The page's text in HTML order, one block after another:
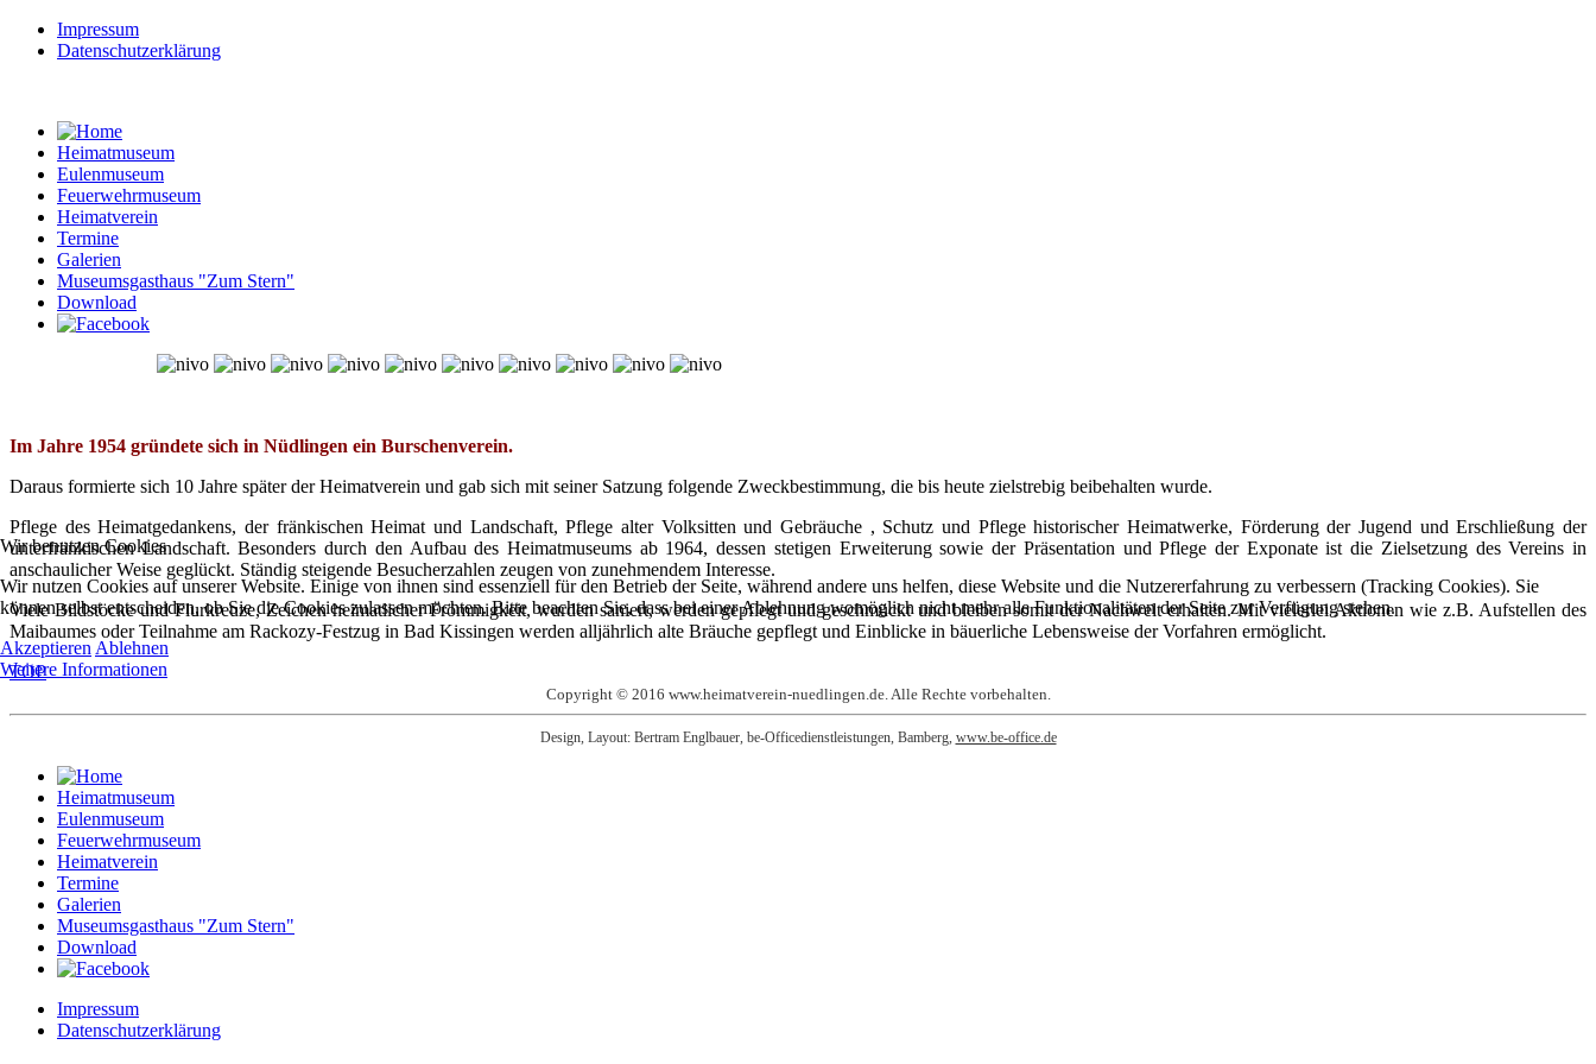
Impressum
Datenschutzerklärung
Heimatmuseum
Eulenmuseum
Feuerwehrmuseum
Heimatverein
Termine
Galerien
Museumsgasthaus "Zum Stern"
Download
Im Jahre 1954 gründete sich in Nüdlingen ein Burschenverein.
Daraus formierte sich 10 Jahre später der Heimatverein und gab sich mit seiner Satzung folgende Zweckbestimmung, die bis heute zielstrebig beibehalten wurde.
Pflege des Heimatgedankens, der fränkischen Heimat und Landschaft, Pflege alter Volksitten und Gebräuche , Schutz und Pflege historischer Heimatwerke, Förderung der Jugend und Erschließung der
unterfränkischen Landschaft. Besonders durch den Aufbau des Heimatmuseums ab 1964, dessen stetigen Erweiterung sowie der Präsentation und Pflege der Exponate ist die Zielsetzung des Vereins in
anschaulicher Weise geglückt. Ständig steigende Besucherzahlen zeugen von zunehmendem Interesse.
Viele Bildstöcke und Flurkreuze, Zeichen heimatlicher Frömmigkeit, wurden saniert, werden gepflegt und geschmückt und bleiben somit der Nachwelt erhalten. Mit vielerlei Aktionen wie z.B. Aufstellen des
Maibaumes oder Teilnahme am Rackozy-Festzug in Bad Kissingen werden alljährlich alte Bräuche gepflegt und Einblicke in bäuerliche Lebensweise der Vorfahren ermöglicht.
TOP
Copyright © 2016 www.heimatverein-nuedlingen.de. Alle Rechte vorbehalten.
Design, Layout: Bertram Englbauer, be-Officedienstleistungen, Bamberg, www.be-office.de
Heimatmuseum
Eulenmuseum
Feuerwehrmuseum
Heimatverein
Termine
Galerien
Museumsgasthaus "Zum Stern"
Download
Impressum
Datenschutzerklärung
Wir benutzen Cookies
Wir nutzen Cookies auf unserer Website. Einige von ihnen sind essenziell für den Betrieb der Seite, während andere uns helfen, diese Website und die Nutzererfahrung zu verbessern (Tracking Cookies). Sie
können selbst entscheiden, ob Sie die Cookies zulassen möchten. Bitte beachten Sie, dass bei einer Ablehnung womöglich nicht mehr alle Funktionalitäten der Seite zur Verfügung stehen.
Akzeptieren Ablehnen
Weitere Informationen